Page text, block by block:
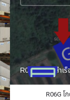
R06G โกดังสำเ
R06G โ